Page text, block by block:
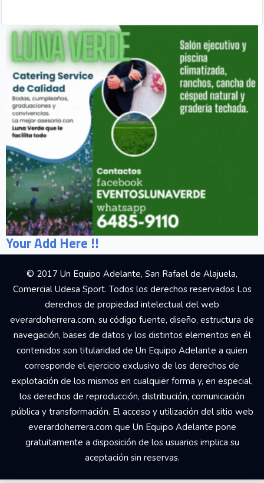
Your Add Here !!
© 2017 Un Equipo Adelante, San Rafael de Alajuela,
Comercial Udesa Sport. Todos los derechos reservados Los
derechos de propiedad intelectual del web
everardoherrera.com, su código fuente, diseño, estructura de
navegación, bases de datos y los distintos elementos en él
contenidos son titularidad de Un Equipo Adelante a quien
corresponde el ejercicio exclusivo de los derechos de
explotación de los mismos en cualquier forma y, en especial,
los derechos de reproducción, distribución, comunicación
pública y transformación. El acceso y utilización del sitio web
everardoherrera.com que Un Equipo Adelante pone
gratuitamente a disposición de los usuarios implica su
aceptación sin reservas.